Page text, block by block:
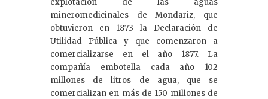
mineromedicinales de Mondariz, que
obtuvieron en 1873 la Declaración de
Utilidad Pública y que comenzaron a
comercializarse en el año 1877. La
compañía embotella cada año 102
millones de litros de agua, que se
comercializan en más de 150 millones de